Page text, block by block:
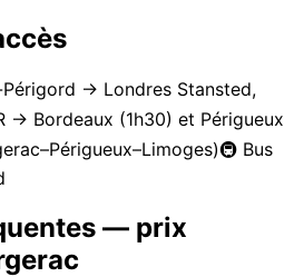
→ Londres Stansted,
→ Bordeaux (1h30) et Périgueux
🚇 Bus
— prix